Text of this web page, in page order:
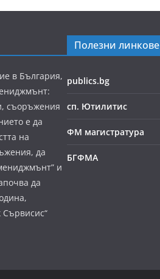
в България,
съоръжения
е да
на
да
и
да
Полезни линкове
publics.bg
сп. Ютилитис
ФМ магистратура
БГФМА